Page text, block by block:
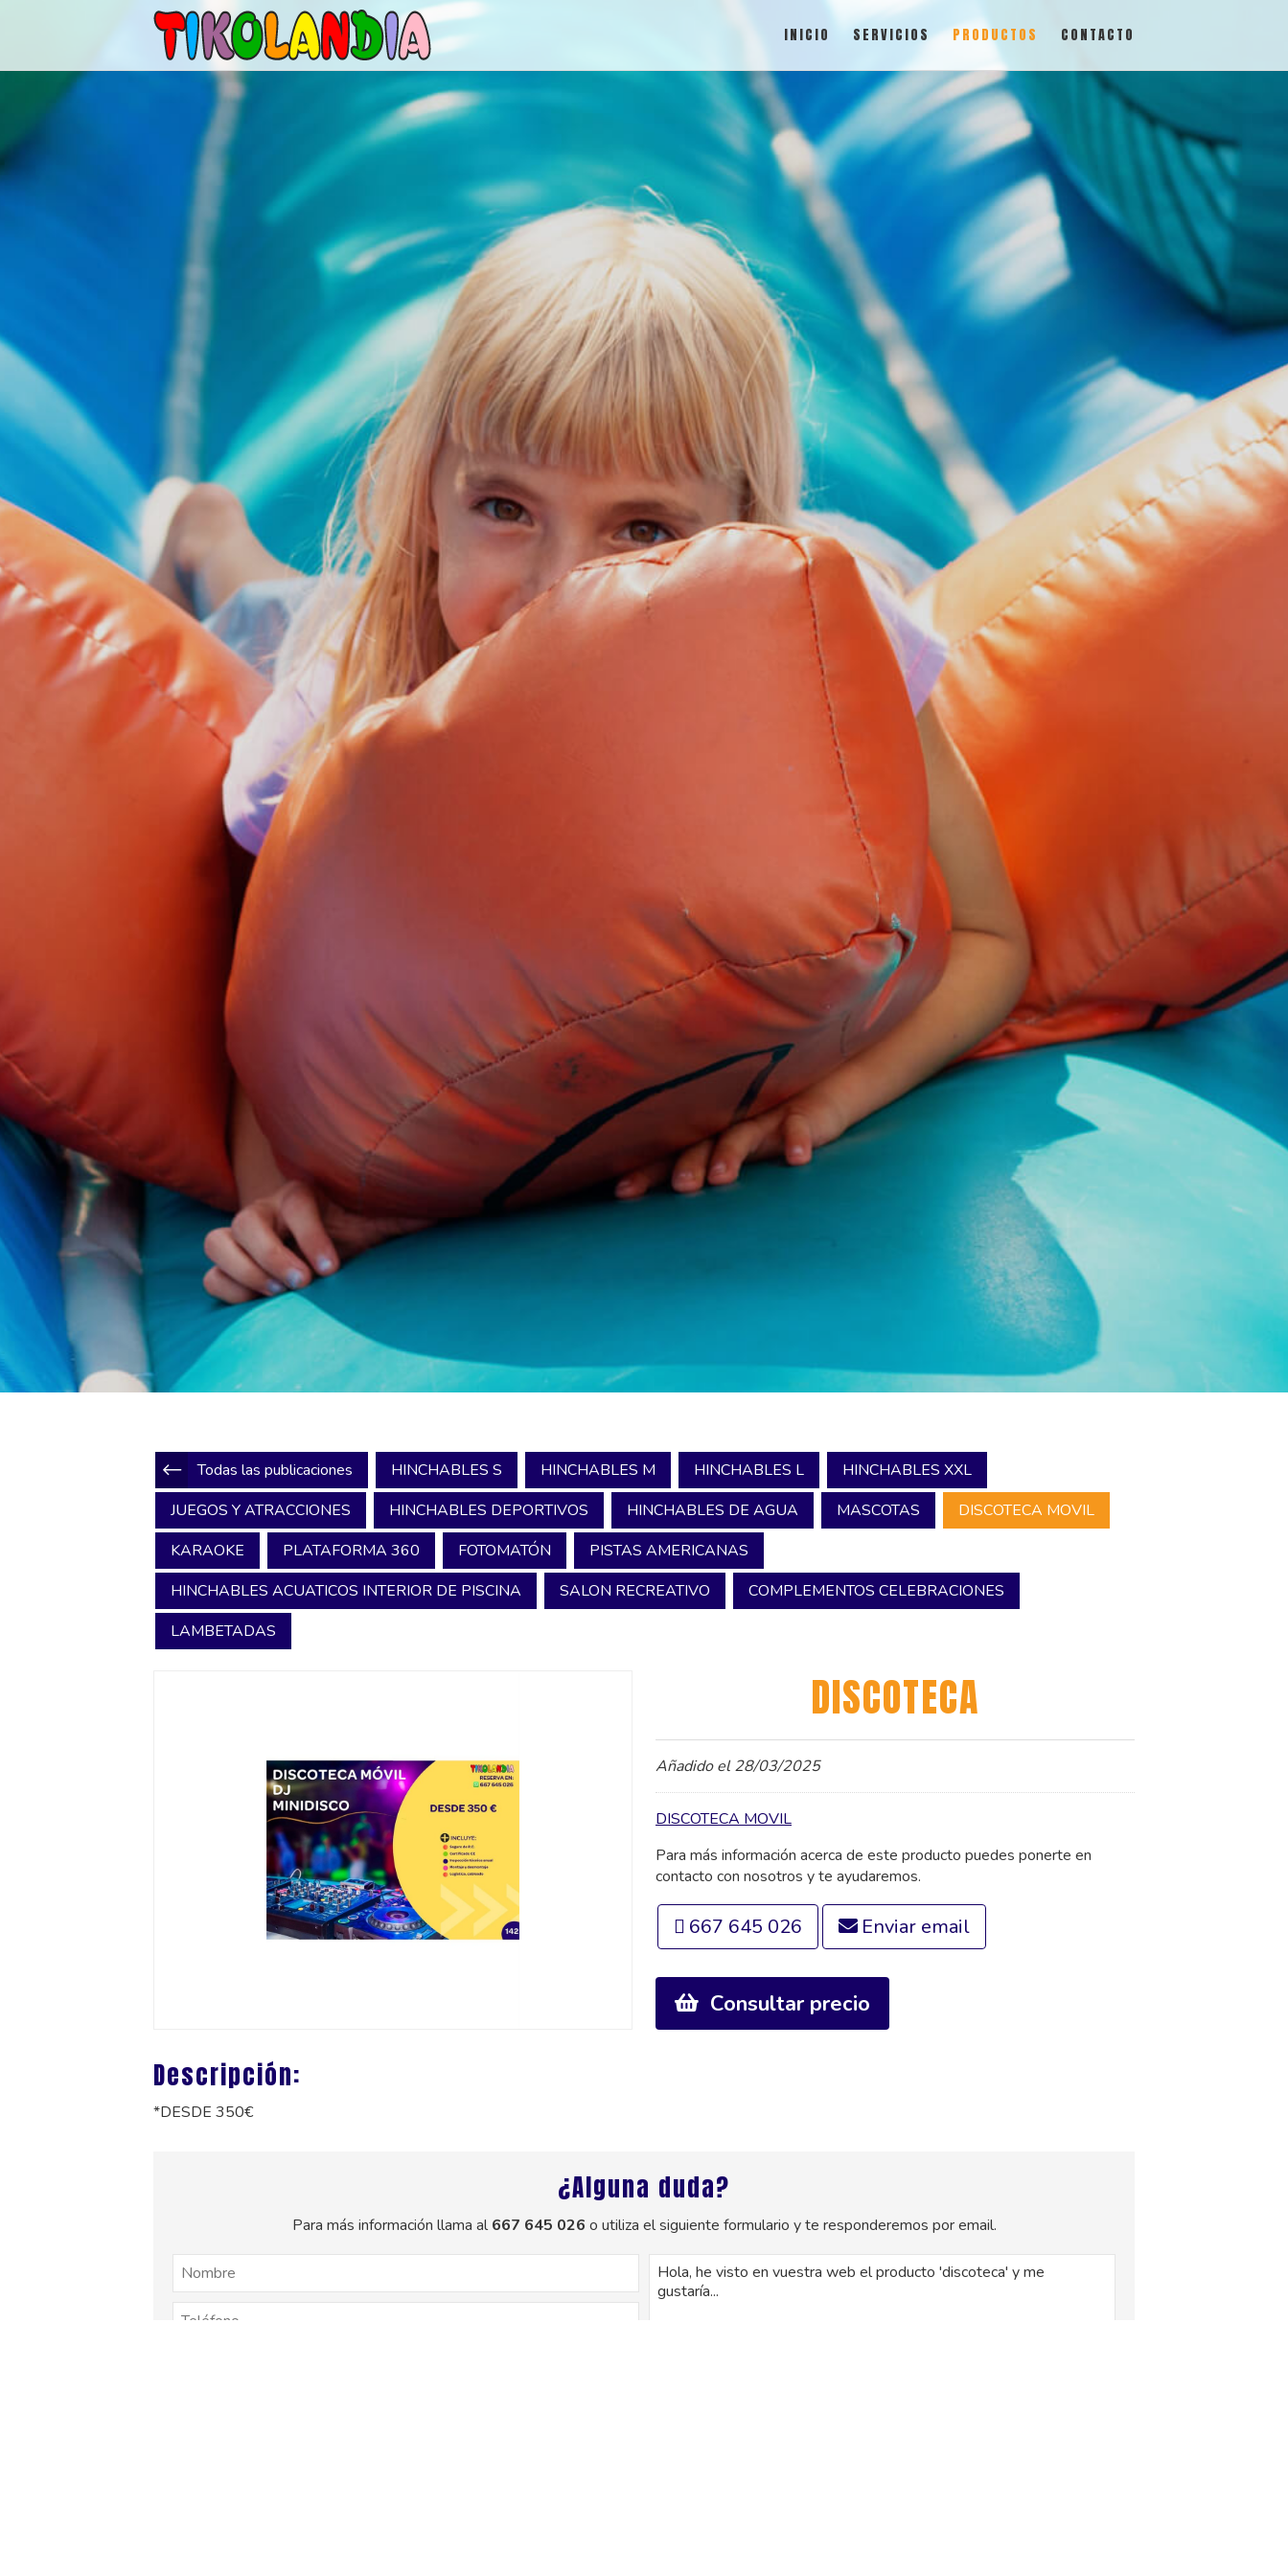
INICIO SERVICIOS PRODUCTOS CONTACTO
Todas las publicaciones HINCHABLES S HINCHABLES M HINCHABLES L
HINCHABLES XXL
JUEGOS Y ATRACCIONES
HINCHABLES DEPORTIVOS HINCHABLES DE AGUA MASCOTAS
DISCOTECA MOVIL
KARAOKE
PLATAFORMA 360 FOTOMATÓN
PISTAS AMERICANAS
HINCHABLES ACUATICOS INTERIOR DE PISCINA
SALON RECREATIVO
COMPLEMENTOS CELEBRACIONES
LAMBETADAS
DISCOTECA
Añadido el 28/03/2025
DISCOTECA MOVIL
Para más información acerca de este producto puedes ponerte en
contacto con nosotros y te ayudaremos.
667 645 026 Enviar email
Consultar precio
Descripción:
*DESDE 350€
¿Alguna duda?
Para más información llama al667 645 026 o utiliza el siguiente formulario y te responderemos por email.